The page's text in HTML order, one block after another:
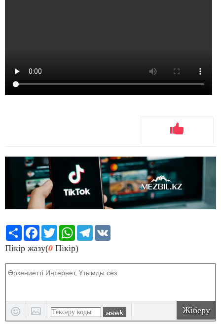
Share Facebook
TwitterWhatsApp
Telegram
Пікір жазу(0 Пікір)
Жіберу